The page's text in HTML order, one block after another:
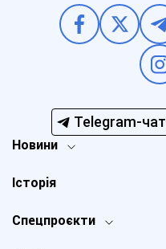
Telegram-чат
Новини
Спецпроєкти
Історія